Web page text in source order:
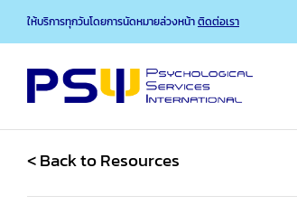
Skip
to
content
ให้บริการทุกวันโดยการนัดหมายล่วงหน้าติดต่อเรา
< Back to Resources